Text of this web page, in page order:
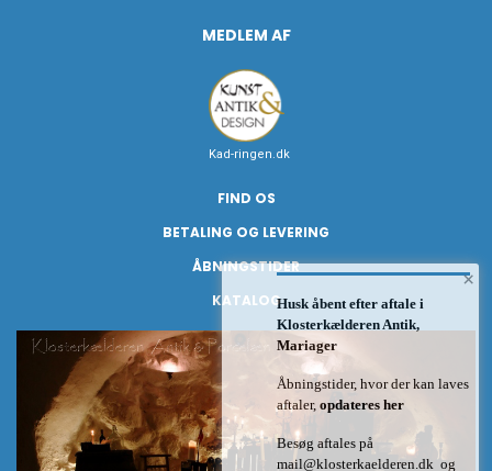
MEDLEM AF
Kad-ringen.dk
FIND OS
BETALING OG LEVERING
ÅBNINGSTIDER
KATALOG
×
Husk åbent efter aftale i
Klosterkælderen Antik,
Mariager
Åbningstider, hvor der kan laves
aftaler, opdateres her
Besøg aftales på
mail@klosterkaelderen.dk og